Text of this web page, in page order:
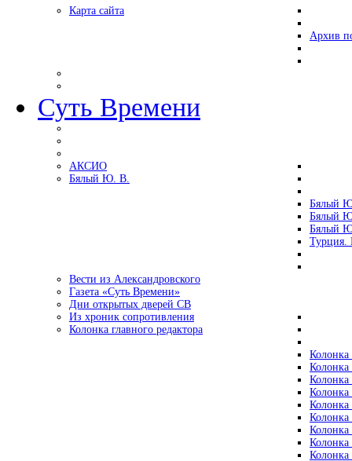
Карта сайта
Архив
Суть Времени
АКСИО
Бялый Ю. В.
Бялый
Бялый
Бялый
Турция.
Вести из Александровского
Газета «Суть Времени»
Дни открытых дверей СВ
Из хроник сопротивления
Колонка главного редактора
Колонка
Колонка
Колонка
Колонка
Колонка
Колонка
Колонка
Колонка
Колонка